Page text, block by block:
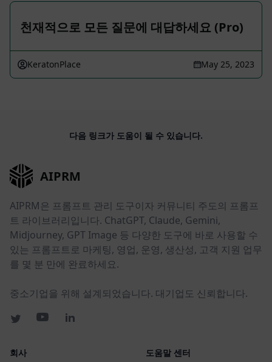
천재적으로 모든 질문에 대답하세요 (Pro)
KeratonPlace May 25, 2023
다음 링크가 도움이 될 수 있습니다.
AIPRM
AIPRM은 프롬프트 관리 도구이자 커뮤니티 주도의 프롬프
트 라이브러리입니다. ChatGPT, Claude, Gemini,
Midjourney, GPT Image 등 다양한 도구에 바로 사용할 수
있는 프롬프트로 마케팅, 영업, 운영, 생산성, 고객 지원 업무
를 몇 분 만에 완료하세요.
중소기업을 위해 설계되었습니다. 대기업도 신뢰합니다.
회사 도움말 센터